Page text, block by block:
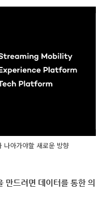
나아가야할 새로운 방향
만드려면 데이터를 통한 의